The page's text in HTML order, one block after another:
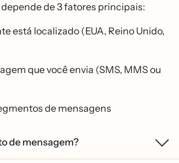
de 3 fatores principais:
está localizado (EUA, Reino Unido,
que você envia (SMS, MMS ou
de mensagens
de mensagem?